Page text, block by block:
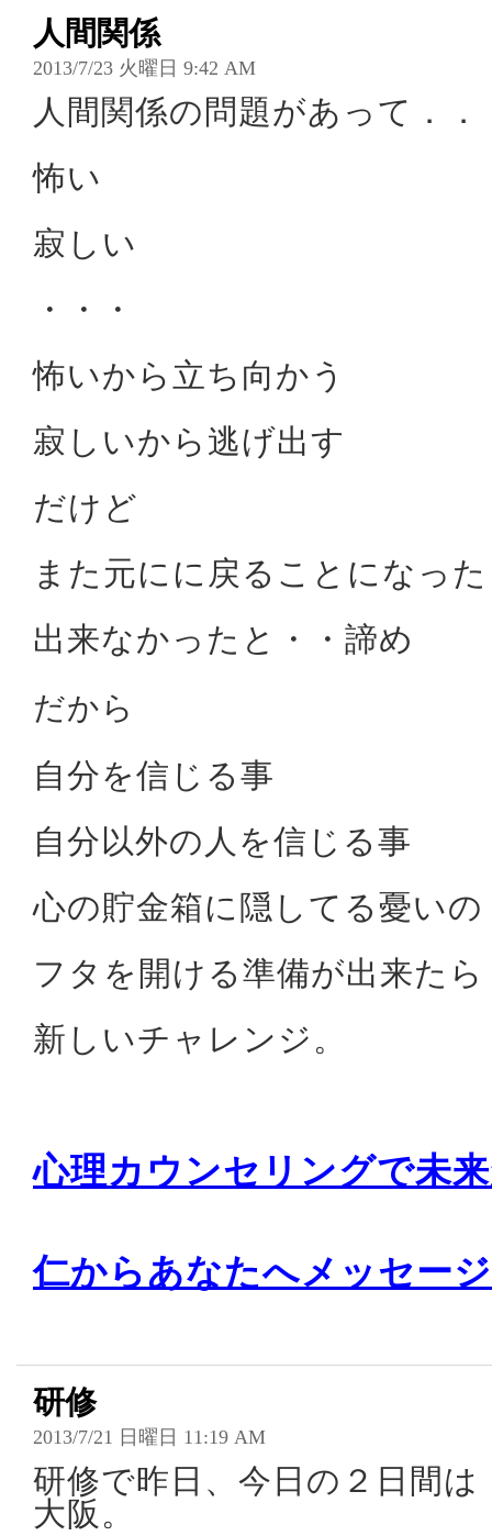
人間関係
2013/7/23 火曜日 9:42 AM
人間関係の問題があって．．
怖い
寂しい
・・・
怖いから立ち向かう
寂しいから逃げ出す
だけど
また元にに戻ることになっ
出来なかったと・・諦め
だから
自分を信じる事
自分以外の人を信じる事
心の貯金箱に隠してる憂いの
フタを開ける準備が出来たら
新しいチャレンジ。
心理カウンセリングで未
仁からあなたへメッセージ
研修
2013/7/21 日曜日 11:19 AM
研修で昨日、今日の２日間は
大阪。